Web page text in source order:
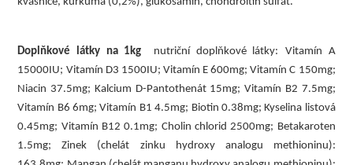
Doplňkové látky na 1kg nutriční doplňkové látky:
Vitamín A
15000IU; Vitamín D3 1500IU; Vitamín E 600mg; Vitamín C 150mg;
Niacin 37.5mg; Kalcium D-Pantothenát 15mg; Vitamín B2 7.5mg;
Vitamín B6 6mg; Vitamín B1 4.5mg; Biotin 0.38mg; Kyselina listová
0.45mg; Vitamín B12 0.1mg; Cholin chlorid 2500mg; Betakaroten
1.5mg; Zinek (chelát zinku hydroxy analogu methioninu):